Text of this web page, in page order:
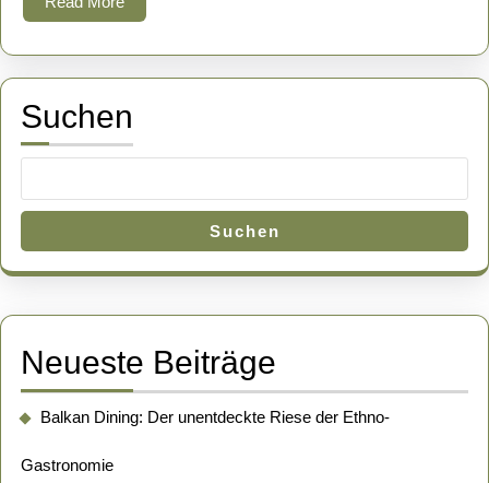
More
Suchen
Suchen
Neueste Beiträge
Balkan Dining: Der unentdeckte Riese der Ethno-
Gastronomie